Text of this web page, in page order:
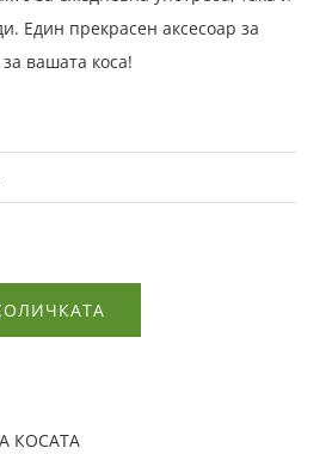
Един прекрасен аксесоар за
вашата коса!
КОСАТА